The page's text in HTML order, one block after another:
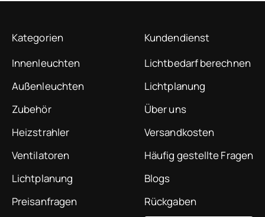
Kategorien
Innenleuchten
Außenleuchten
Zubehör
Heizstrahler
Ventilatoren
Lichtplanung
Preisanfragen
Kundendienst
Lichtbedarf berechnen
Lichtplanung
Über uns
Versandkosten
Häufig gestellte Fragen
Blogs
Rückgaben